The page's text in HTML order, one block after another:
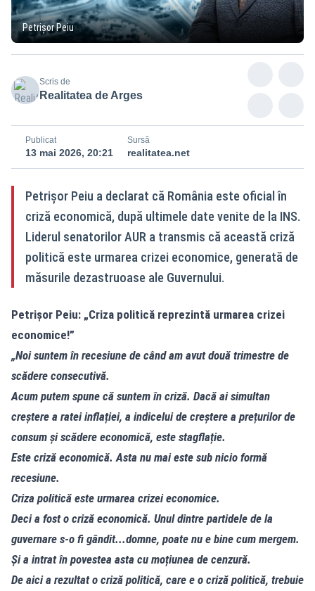
Petrișor Peiu
Scris de
Realitatea de Arges
Publicat
13 mai 2026, 20:21
Sursă
realitatea.net
Petrișor Peiu a declarat că România este oficial în
criză economică, după ultimele date venite de la INS.
Liderul senatorilor AUR a transmis că această criză
politică este urmarea crizei economice, generată de
măsurile dezastruoase ale Guvernului.
Petrișor Peiu: „Criza politică reprezintă urmarea crizei
economice!”
„Noi suntem în recesiune de când am avut două trimestre de
scădere consecutivă.
Acum putem spune că suntem în criză. Dacă ai simultan
creștere a ratei inflației, a indicelui de creștere a prețurilor de
consum și scădere economică, este stagflație.
Este criză economică. Asta nu mai este sub nicio formă
recesiune.
Criza politică este urmarea crizei economice.
Deci a fost o criză economică. Unul dintre partidele de la
guvernare s-o fi gândit...domne, poate nu e bine cum mergem.
Și a intrat în povestea asta cu moțiunea de cenzură.
De aici a rezultat o criză politică, care e o criză politică, trebuie